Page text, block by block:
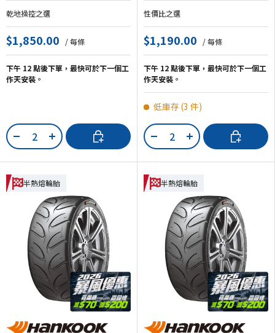
乾地操控之選
$1,850.00 / 每條
下午 12 點後下單，最快可於下一個工
作天安裝。
數量
- +
加入購物車
性價比之選
$1,190.00 / 每條
下午 12 點後下單，最快可於下一個工
作天安裝。
低庫存 (3 件)
數量
- +
加入購物車
半熱熔輪胎 半熱熔輪胎